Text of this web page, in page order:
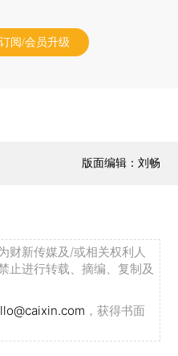
订阅/会员升级
版面编辑：刘畅
财新传媒及/或相关权利人
止进行转载、摘编、复制及
，获得书面